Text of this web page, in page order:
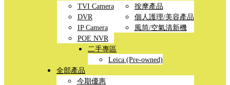
TVI Camera
DVR
IP Camera
POE NVR
按摩產品
個人護理/美容產品
風筒/空氣清新機
二手專區
Leica (Pre-owned)
全部產品
今期優惠